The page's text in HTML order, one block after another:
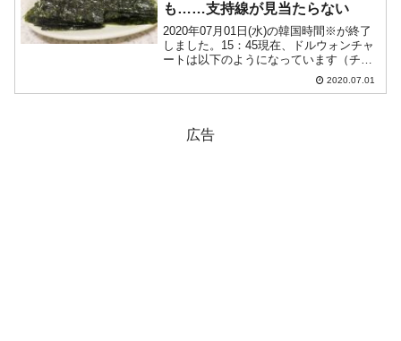
も……支持線が見当たらない
2020年07月01日(水)の韓国時間※が終了
しました。15：45現在、ドルウォンチャ
ートは以下のようになっています（チャ
ートは『Investing.com』より引用：以下
同）。陽線となり、とりあえずウォン安
2020.07.01
広告